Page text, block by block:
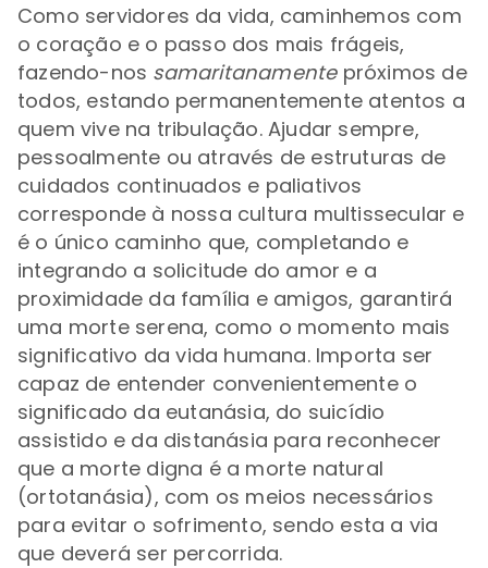
Como servidores da vida, caminhemos com
o coração e o passo dos mais frágeis,
fazendo-nos samaritanamentepróximos de
todos, estando permanentemente atentos a
quem vive na tribulação. Ajudar sempre,
pessoalmente ou através de estruturas de
cuidados continuados e paliativos
corresponde à nossa cultura multissecular e
é o único caminho que, completando e
integrando a solicitude do amor e a
proximidade da família e amigos, garantirá
uma morte serena, como o momento mais
significativo da vida humana. Importa ser
capaz de entender convenientemente o
significado da eutanásia, do suicídio
assistido e da distanásia para reconhecer
que a morte digna é a morte natural
(ortotanásia), com os meios necessários
para evitar o sofrimento, sendo esta a via
que deverá ser percorrida.